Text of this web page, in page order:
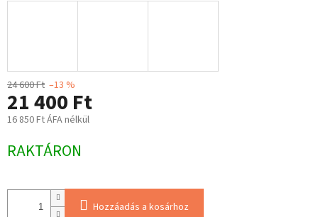
24 600 Ft –13 %
21 400 Ft
16 850 Ft ÁFA nélkül
Egységár:
RAKTÁRON
Hozzáadás a kosárhoz